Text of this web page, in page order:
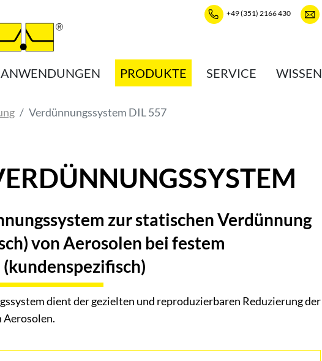
+49 (351) 2166 430
ANWENDUNGEN PRODUKTE SERVICE WISSEN
Verdünnungssystem DIL 557
zur statischen Verdünnung
von Aerosolen bei festem
dient der gezielten und reproduzierbaren Reduzierung der